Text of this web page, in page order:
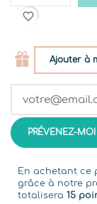
favorite_border
Ajouter à
PRÉVENEZ-
En achetant ce
grâce à notre
totalisera 15